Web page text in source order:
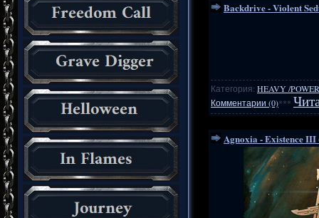
Backdrive - Violent
Категория: HEAVY /
Комментарии (0)***
Agnoxia - Existence III